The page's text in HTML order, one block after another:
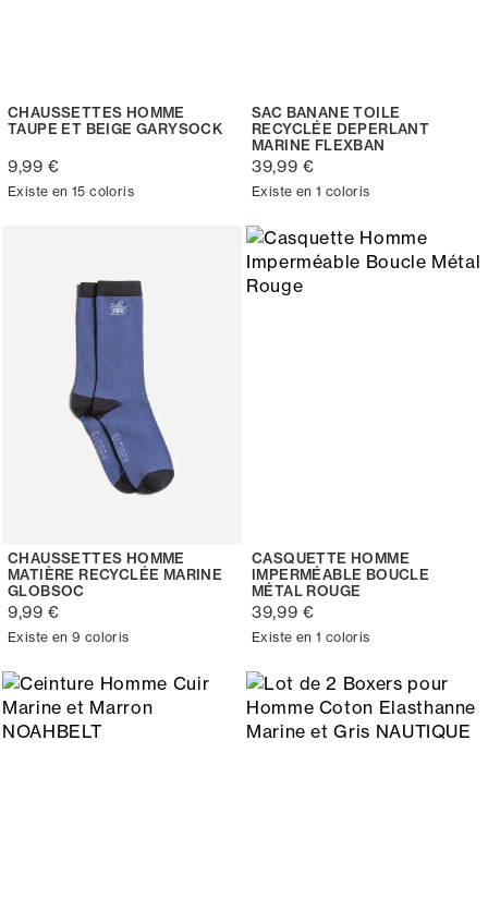
CHAUSSETTES HOMME
TAUPE ET BEIGE GARYSOCK
9,99 €
Existe en 15 coloris
SAC BANANE TOILE
RECYCLÉE DEPERLANT
MARINE FLEXBAN
39,99 €
Existe en 1 coloris
CHAUSSETTES HOMME
MATIÈRE RECYCLÉE MARINE
GLOBSOC
9,99 €
Existe en 9 coloris
CASQUETTE HOMME
IMPERMÉABLE BOUCLE
MÉTAL ROUGE
39,99 €
Existe en 1 coloris